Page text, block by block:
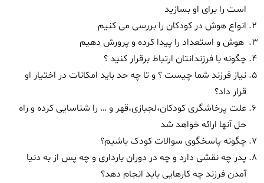
است را برای او بسازید
انواع هوش در کودکان را بررسی می کنیم
هوش و استعداد را پیدا کرده و پرورش دهیم
چگونه با فرزندانتان ارتباط برقرار کنید ؟
نیاز فرزند شما چیست ؟ و تا چه حد باید امکانات در اختیار او
قرار داد؟
علت پرخاشگری کودکان،لجبازی،قهر و … را شناسایی کرده و راه
حل آنها ارائه خواهد شد
چگونه پاسخگوی سوالات کودک باشیم؟
پدر چه نقشی دارد و چه در دوران بارداری و چه پس از به دنیا
آمدن فرزند چه کارهایی باید انجام دهد؟